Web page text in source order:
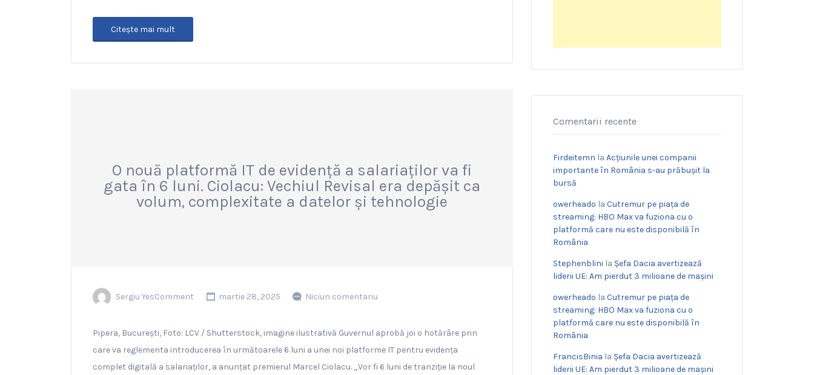
Citeşte mai mult
O nouă platformă IT de evidență a salariaților va fi
gata în 6 luni. Ciolacu: Vechiul Revisal era depășit ca
volum, complexitate a datelor și tehnologie
Sergiu YesComment martie 28, 2025 Niciun comentariu
Pipera, București, Foto: LCV / Shutterstock, imagine ilustrativă Guvernul aprobă joi o hotărâre prin
care va reglementa introducerea în următoarele 6 luni a unei noi platforme IT pentru evidența
complet digitală a salariaților, a anunțat premierul Marcel Ciolacu. „Vor fi 6 luni de tranziție la noul
Comentarii recente
Firdeitemn la Acțiunile unei companii
importante în România s-au prăbușit la
bursă
owerheado la Cutremur pe piața de
streaming: HBO Max va fuziona cu o
platformă care nu este disponibilă în
România
Stephenblini la Șefa Dacia avertizează
liderii UE: Am pierdut 3 milioane de mașini
owerheado la Cutremur pe piața de
streaming: HBO Max va fuziona cu o
platformă care nu este disponibilă în
România
FrancisBinia la Șefa Dacia avertizează
liderii UE: Am pierdut 3 milioane de mașini